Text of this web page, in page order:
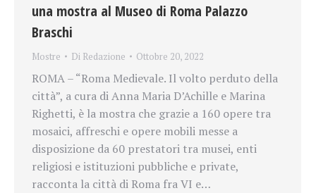
una mostra al Museo di Roma Palazzo
Braschi
Mostre Di Redazione Ottobre 20, 2022
ROMA – “Roma Medievale. Il volto perduto della
città”, a cura di Anna Maria D’Achille e Marina
Righetti, è la mostra che grazie a 160 opere tra
mosaici, affreschi e opere mobili messe a
disposizione da 60 prestatori tra musei, enti
religiosi e istituzioni pubbliche e private,
racconta la città di Roma fra VI e…